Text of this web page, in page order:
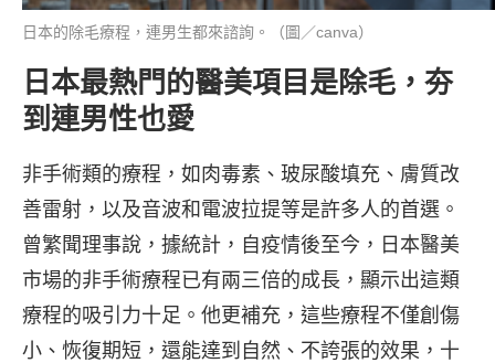
日本的除毛療程，連男生都來諮詢。（圖／canva）
日本最熱門的醫美項目是除毛，夯
到連男性也愛
非手術類的療程，如肉毒素、玻尿酸填充、膚質改
善雷射，以及音波和電波拉提等是許多人的首選。
曾繁聞理事說，據統計，自疫情後至今，日本醫美
市場的非手術療程已有兩三倍的成長，顯示出這類
療程的吸引力十足。他更補充，這些療程不僅創傷
小、恢復期短，還能達到自然、不誇張的效果，十